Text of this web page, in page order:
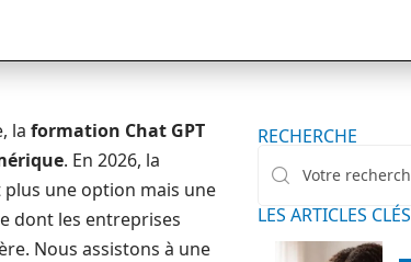
la formation Chat GPT
. En 2026, la
une option mais une
dont les entreprises
Nous assistons à une
RECHERCHE
LES ARTICLES CLÉS